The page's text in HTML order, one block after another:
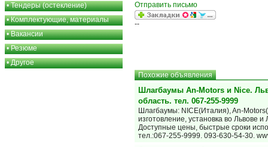
•Тендеры (остекление)
•Комплектующие, материалы
•Вакансии
•Резюме
•Другое
Отправить письмо
--
Похожие объявления
Шлагбаумы An-Motors и Nice.
область. тел. 067-255-9999
Шлагбаумы: NICE(Италия), An-
изготовление, установка во Львове и
Доступные цены, быстрые сроки
тел.:067-255-9999. 093-630-54-30.